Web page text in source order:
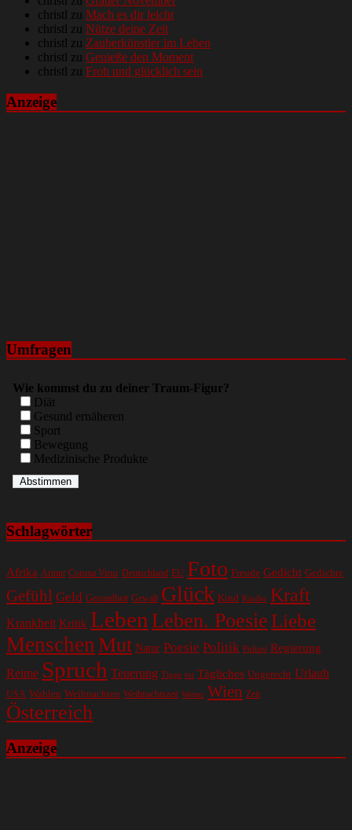
christl zu Mach es dir leicht
christl zu Nütze deine Zeit
christl zu Zauberkünstler im Leben
christl zu Genieße den Moment
christl zu Froh und glücklich sein
Anzeige
Umfragen
Wie kommst du zu deiner Traum-Figur?
Diät
Gesund ernäheren
Sport
Bewegung
Medizinische Produkte
Schlagwörter
Afrika Armut Corona Virus Deutschland EU Foto Freude Gedicht Gedichte
Gefühl Geld Gesundheit Gewalt Glück Kind Kinder Kraft
Krankheit Kritik Leben Leben. Poesie Liebe
Menschen Mut Natur Poesie Politik Polizei Regierung
Reime Spruch Teuerung Tipps tot Tägliches Ungerecht Urlaub
USA Wahlen Weihnachten Weihnachtszeit Wetter Wien Zeit
Österreich
Anzeige